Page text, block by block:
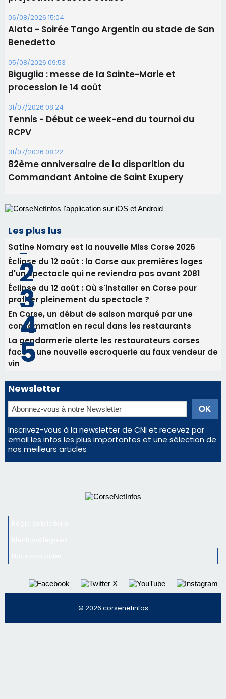
31/07/2026 08:24
Tennis - Début ce week-end du tournoi du
RCPV
31/07/2026 08:22
82ème anniversaire de la disparition du
Commandant Antoine de Saint Exupery
Les plus lus
Satine Nomary est la nouvelle Miss Corse 2026
Éclipse du 12 août : la Corse aux premières loges
d'un spectacle qui ne reviendra pas avant 2081
profiter pleinement du spectacle ?
consommation en recul dans les restaurants
La gendarmerie alerte les restaurateurs corses
face à une nouvelle escroquerie au faux vendeur de
vin
Newsletter
Inscrivez-vous à la newsletter de CNI et recevez par
email les infos les plus importantes et une sélection de
nos meilleurs articles
Régie publicitaire
Mentions légales
Nous contacter